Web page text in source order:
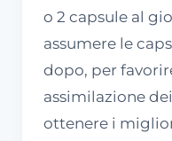
o 2 capsule al
assumere le
dopo, per
assimilazione
ottenere i